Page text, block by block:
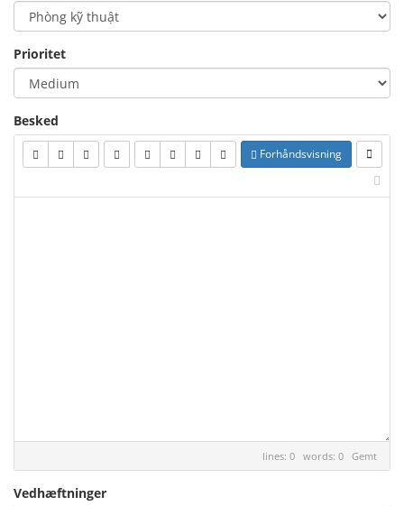
Prioritet
Besked
Forhåndsvisning
lines: 0 words: 0 Gemt
Vedhæftninger